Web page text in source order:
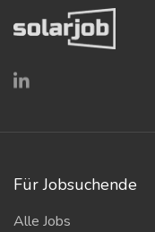
Für Jobsuchende
Alle Jobs